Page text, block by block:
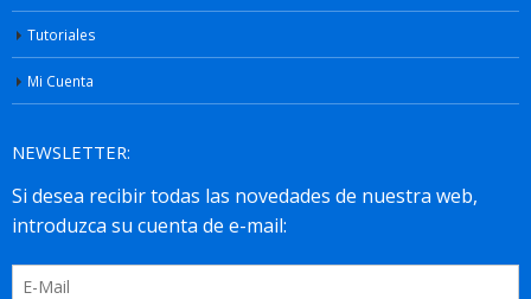
Tutoriales
Mi Cuenta
NEWSLETTER: